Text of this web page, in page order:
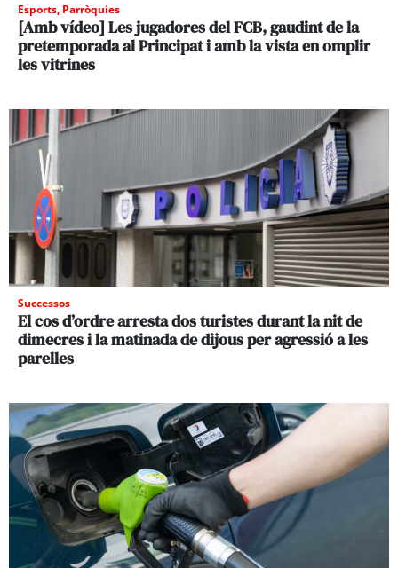
Esports, Parròquies
[Amb vídeo] Les jugadores del FCB, gaudint de la
pretemporada al Principat i amb la vista en omplir
les vitrines
Successos
El cos d’ordre arresta dos turistes durant la nit de
dimecres i la matinada de dijous per agressió a les
parelles